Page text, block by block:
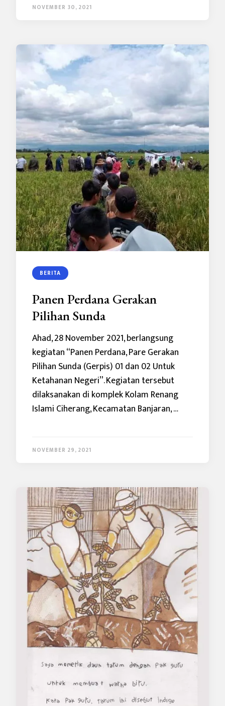
NOVEMBER 30, 2021
BERITA
Panen Perdana Gerakan
Pilihan Sunda
Ahad, 28 November 2021, berlangsung
kegiatan “Panen Perdana, Pare Gerakan
Pilihan Sunda (Gerpis) 01 dan 02 Untuk
Ketahanan Negeri”. Kegiatan tersebut
dilaksanakan di komplek Kolam Renang
Islami Ciherang, Kecamatan Banjaran, …
NOVEMBER 29, 2021